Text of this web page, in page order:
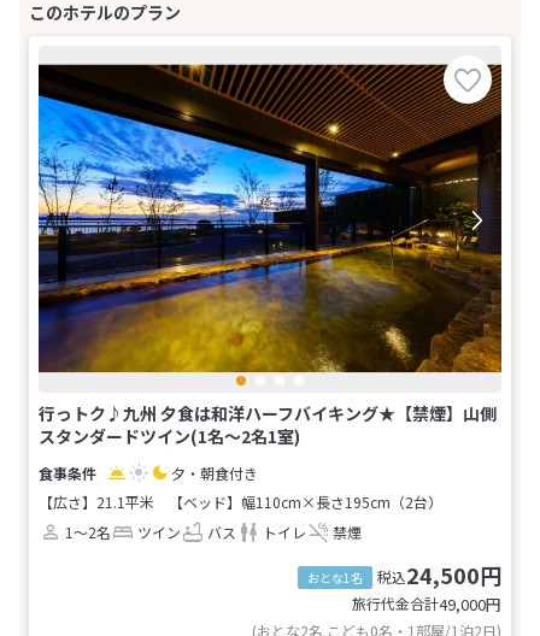
行っトク♪九州 夕食は和洋ハーフバイキング★【禁煙】山側
スタンダードツイン(1名～2名1室)
夕・朝食付き
【広さ】21.1平米
【ベッド】幅110cm×長さ195cm（2台）
1～2名
ツイン バス トイレ 禁煙
おとな1名 税込24,500円
旅行代金合計49,000円
(おとな2名 こども0名・1部屋/1泊2日)